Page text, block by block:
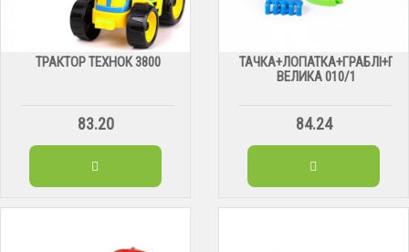
ТРАКТОР ТЕХНОК 3800
83.20
ВЕЛИКА 010/1
84.24